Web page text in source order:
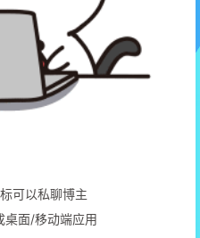
标可以私聊博主
桌面/移动端应用